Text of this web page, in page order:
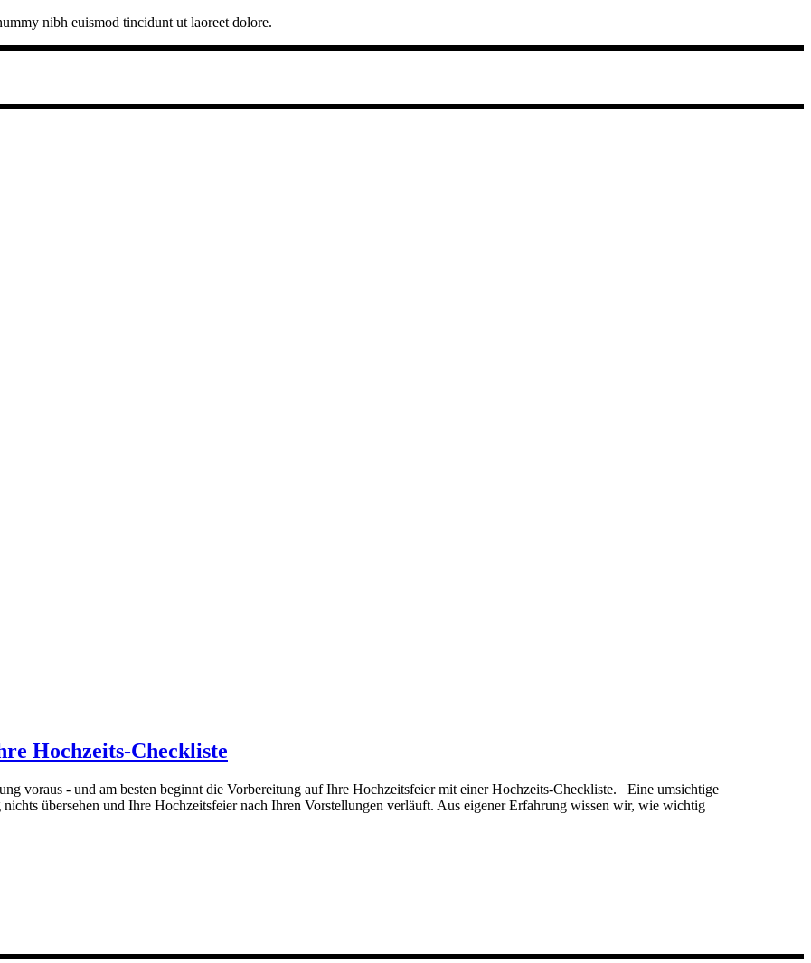
nibh euismod tincidunt ut laoreet dolore.
Hochzeits-Checkliste
voraus - und am besten beginnt die Vorbereitung auf Ihre Hochzeitsfeier mit einer Hochzeits-Checkliste. Eine umsichtige
übersehen und Ihre Hochzeitsfeier nach Ihren Vorstellungen verläuft. Aus eigener Erfahrung wissen wir, wie wichtig